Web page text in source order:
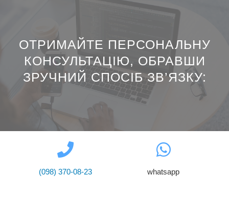
ОТРИМАЙТЕ ПЕРСОНАЛЬНУ
КОНСУЛЬТАЦІЮ, ОБРАВШИ
ЗРУЧНИЙ СПОСІБ ЗВ’ЯЗКУ:​
(098) 370-08-23 whatsapp